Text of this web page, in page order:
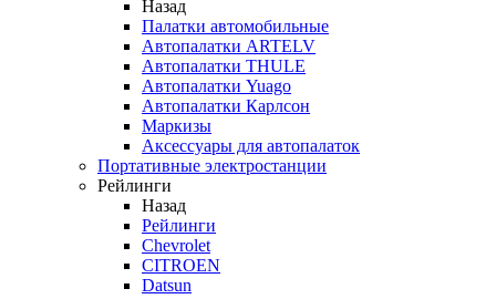
Назад
Палатки автомобильные
Автопалатки ARTELV
Автопалатки THULE
Автопалатки Yuago
Автопалатки Карлсон
Маркизы
Аксессуары для автопалаток
Портативные электростанции
Рейлинги
Назад
Рейлинги
Chevrolet
CITROEN
Datsun